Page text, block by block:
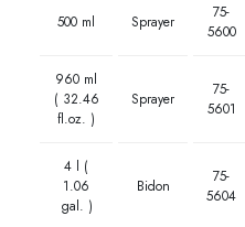
500 ml Sprayer
75-
5600
960 ml
( 32.46
fl.oz. )
Sprayer
75-
5601
4 l (
1.06
gal. )
Bidon
75-
5604